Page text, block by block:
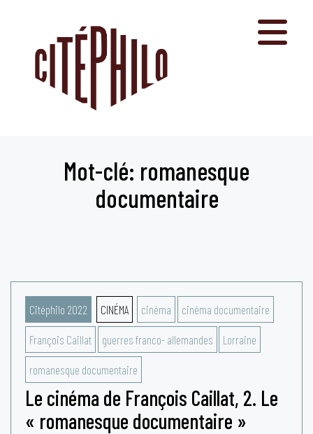
Mot-clé: romanesque
documentaire
Citéphilo 2022 CINÉMA cinéma cinéma documentaire
François Caillat guerres franco- allemandes Lorraine
romanesque documentaire
Le cinéma de François Caillat, 2. Le
« romanesque documentaire »